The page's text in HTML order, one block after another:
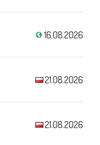
16.08.2026
21.08.2026
21.08.2026